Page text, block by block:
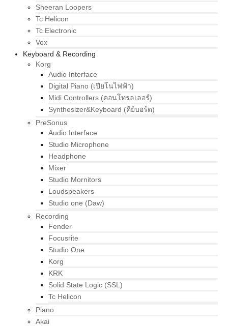
Sheeran Loopers
Tc Helicon
Tc Electronic
Vox
Keyboard & Recording
Korg
Audio Interface
Digital Piano (เปียโนไฟฟ้า)
Midi Controllers (คอนโทรลเลอร์)
Synthesizer&Keyboard (คีย์บอร์ด)
PreSonus
Audio Interface
Studio Microphone
Headphone
Mixer
Studio Mornitors
Loudspeakers
Studio one (Daw)
Recording
Fender
Focusrite
Studio One
Korg
KRK
Solid State Logic (SSL)
Tc Helicon
Piano
Akai